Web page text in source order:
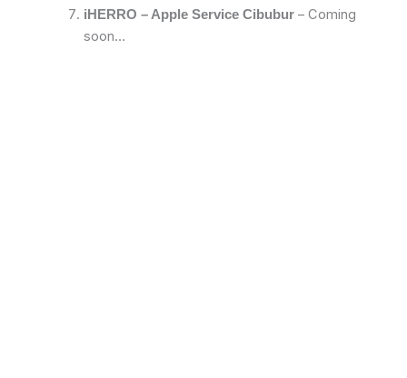
iHERRO – Apple Service Cibubur– Coming
soon…